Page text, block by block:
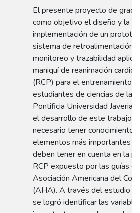
El presente proyecto de
como objetivo el diseño y la
implementación de un
sistema de retroalimentación
monitoreo y trazabilidad
maniquí de reanimación cardio
(RCP) para el entrenamiento
estudiantes de ciencias de la
Pontificia Universidad
el desarrollo de este trabajo
necesario tener
elementos más importantes
deben tener en cuenta en la
RCP expuesto por las guías
Asociación Americana del
(AHA). A través del estudio
se logró identificar las